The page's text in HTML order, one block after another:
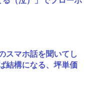
スマホ話を聞いてし
結構になる、坪単価